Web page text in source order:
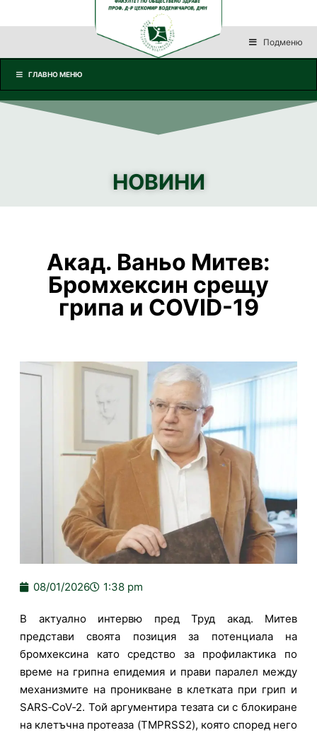
Подменю
ГЛАВНО МЕНЮ
НОВИНИ
Акад. Ваньо Митев:
Бромхексин срещу
грипа и COVID-19
08/01/2026 1:38 pm
В актуално интервю пред Труд акад. Митев
представи своята позиция за потенциала на
бромхексина като средство за профилактика по
време на грипна епидемия и прави паралел между
механизмите на проникване в клетката при грип и
SARS‑CoV‑2. Той аргументира тезата си с блокиране
на клетъчна протеаза (TMPRSS2), която според него